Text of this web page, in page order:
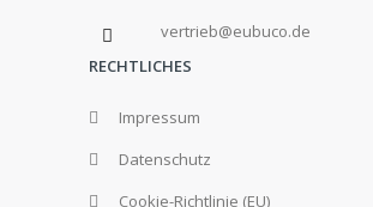
vertrieb@eubuco.de
RECHTLICHES
Impressum
Datenschutz
Cookie-Richtlinie (EU)